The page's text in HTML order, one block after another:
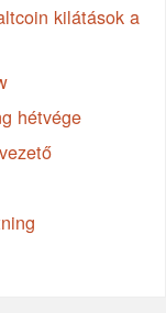
kilátások a
hétvége